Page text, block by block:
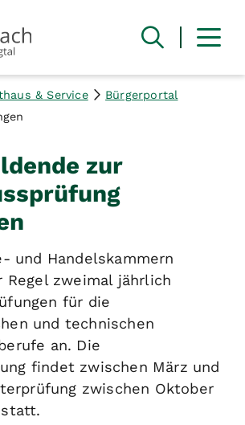
& Service
Bürgerportal
zur
und Handelskammern
Regel zweimal jährlich
für die
und technischen
an. Die
findet zwischen März und
zwischen Oktober
statt.